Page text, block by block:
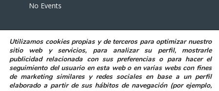
No Events
POLITICA DE PRIVACIDAD
AVISO LEGAL
POLITICA DE COOKIES
Utilizamos cookies propias y de terceros para optimizar nuestro
sitio web y servicios, para analizar su perfil, mostrarle
publicidad relacionada con sus preferencias o para hacer el
seguimiento del usuario en esta web o en varias webs con fines
de marketing similares y redes sociales en base a un perfil
elaborado a partir de sus hábitos de navegación (por ejemplo,